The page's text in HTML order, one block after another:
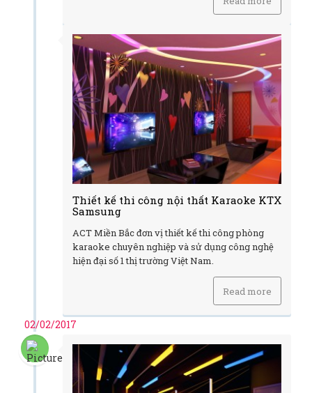
Thiết kế thi công nội thất Karaoke KTX
Samsung
ACT Miền Bắc đơn vị thiết kế thi công phòng
karaoke chuyên nghiệp và sử dụng công nghệ
hiện đại số 1 thị trường Việt Nam.
Read more
02/02/2017